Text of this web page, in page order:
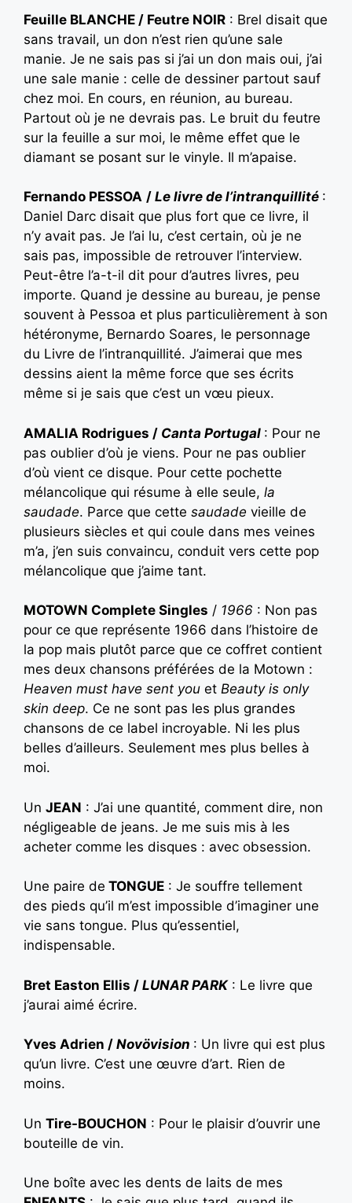
Feuille BLANCHE / Feutre NOIR : Brel disait que
sans travail, un don n’est rien qu’une sale
manie. Je ne sais pas si j’ai un don mais oui, j’ai
une sale manie : celle de dessiner partout sauf
chez moi. En cours, en réunion, au bureau.
Partout où je ne devrais pas. Le bruit du feutre
sur la feuille a sur moi, le même effet que le
diamant se posant sur le vinyle. Il m’apaise.
Fernando PESSOA / Le livre de l’intranquillité :
Daniel Darc disait que plus fort que ce livre, il
n’y avait pas. Je l’ai lu, c’est certain, où je ne
sais pas, impossible de retrouver l’interview.
Peut-être l’a-t-il dit pour d’autres livres, peu
importe. Quand je dessine au bureau, je pense
souvent à Pessoa et plus particulièrement à son
hétéronyme, Bernardo Soares, le personnage
du Livre de l’intranquillité. J’aimerai que mes
dessins aient la même force que ses écrits
même si je sais que c’est un vœu pieux.
AMALIA Rodrigues / Canta Portugal : Pour ne
pas oublier d’où je viens. Pour ne pas oublier
d’où vient ce disque. Pour cette pochette
mélancolique qui résume à elle seule, la
saudade. Parce que cette saudade vieille de
plusieurs siècles et qui coule dans mes veines
m’a, j’en suis convaincu, conduit vers cette pop
mélancolique que j’aime tant.
MOTOWN Complete Singles / 1966 : Non pas
pour ce que représente 1966 dans l’histoire de
la pop mais plutôt parce que ce coffret contient
mes deux chansons préférées de la Motown :
Heaven must have sent you et Beauty is only
skin deep. Ce ne sont pas les plus grandes
chansons de ce label incroyable. Ni les plus
belles d’ailleurs. Seulement mes plus belles à
moi.
Un JEAN : J’ai une quantité, comment dire, non
négligeable de jeans. Je me suis mis à les
acheter comme les disques : avec obsession.
Une paire de TONGUE : Je souffre tellement
des pieds qu’il m’est impossible d’imaginer une
vie sans tongue. Plus qu’essentiel,
indispensable.
Bret Easton Ellis / LUNAR PARK: Le livre que
j’aurai aimé écrire.
Yves Adrien / Novövision : Un livre qui est plus
qu’un livre. C’est une œuvre d’art. Rien de
moins.
Un Tire-BOUCHON : Pour le plaisir d’ouvrir une
bouteille de vin.
Une boîte avec les dents de laits de mes